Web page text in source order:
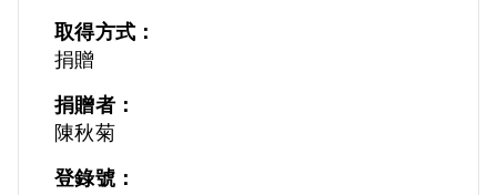
取得方式：
捐贈
捐贈者：
陳秋菊
登錄號：